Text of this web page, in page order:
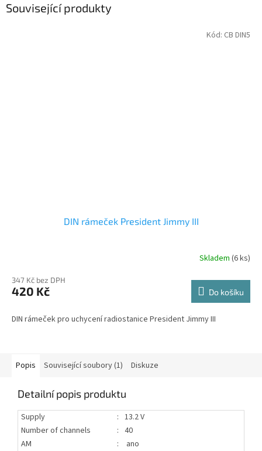
Související produkty
DIN rámeček President Jimmy III
Skladem (6 ks)
347 Kč bez DPH
420 Kč Do košíku
DIN rámeček pro uchycení radiostanice President Jimmy III
Kód: CB DIN5
Popis Související soubory (1) Diskuze
Detailní popis produktu
Supply : 13.2 V
Number of channels
: 40
AM
:
ano